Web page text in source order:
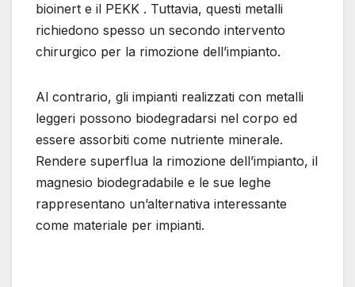
bioinert e il PEKK . Tuttavia, questi metalli
richiedono spesso un secondo intervento
chirurgico per la rimozione dell’impianto.
Al contrario, gli impianti realizzati con metalli
leggeri possono biodegradarsi nel corpo ed
essere assorbiti come nutriente minerale.
Rendere superflua la rimozione dell’impianto, il
magnesio biodegradabile e le sue leghe
rappresentano un’alternativa interessante
come materiale per impianti.